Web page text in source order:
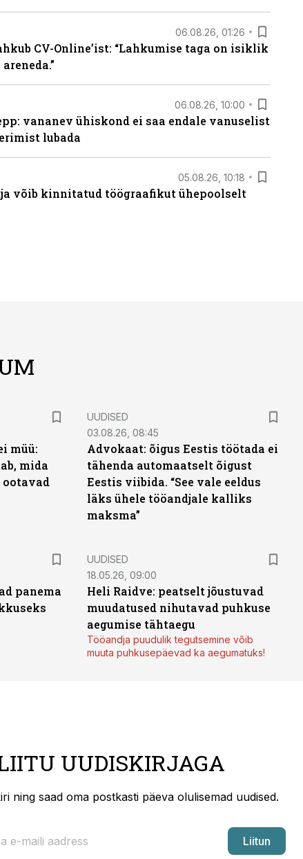
06.08.26, 01:26
CV-Online’ist: “Lahkumise taga on isiklik
06.08.26, 10:00
vananev ühiskond ei saa endale vanuselist
lubada
05.08.26, 10:18
võib kinnitatud töögraafikut ühepoolselt
müü:
mida
UUDISED
03.08.26, 08:45
Advokaat: õigus Eestis töötada ei
tähenda automaatselt õigust
Eestis viibida. “See vale eeldus
läks ühele tööandjale kalliks
maksma”
panema
UUDISED
18.05.26, 09:00
Heli Raidve: peatselt jõustuvad
muudatused nihutavad puhkuse
aegumise tähtaegu
Tööandja puudulik tegutsemine võib
muuta puhkusepäevad ka aegumatuks!
UUDISKIRJAGA
ning saad oma postkasti päeva olulisemad uudised.
Liitun